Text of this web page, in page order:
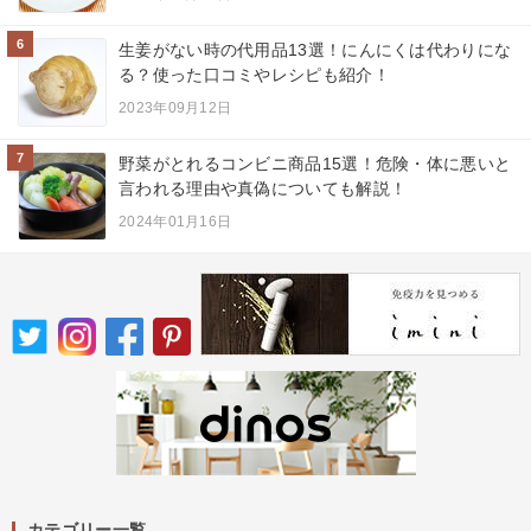
6
生姜がない時の代用品13選！にんにくは代わりにな
る？使った口コミやレシピも紹介！
2023年09月12日
7
野菜がとれるコンビニ商品15選！危険・体に悪いと
言われる理由や真偽についても解説！
2024年01月16日